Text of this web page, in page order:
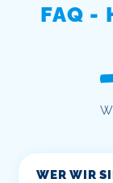
FAQ -
WER WIR